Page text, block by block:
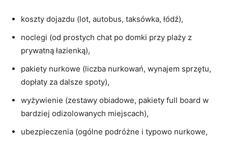
koszty dojazdu (lot, autobus, taksówka, łódź),
noclegi (od prostych chat po domki przy plaży z
prywatną łazienką),
pakiety nurkowe (liczba nurkowań, wynajem sprzętu,
dopłaty za dalsze spoty),
wyżywienie (zestawy obiadowe, pakiety full board w
bardziej odizolowanych miejscach),
ubezpieczenia (ogólne podróżne i typowo nurkowe,